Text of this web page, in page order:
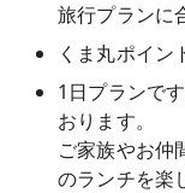
旅行プランに
くま丸ポイ
1日プランで
おります。
ご家族やお仲
のランチを楽